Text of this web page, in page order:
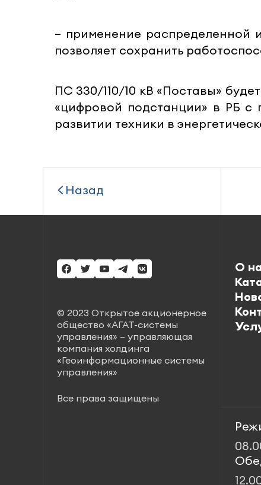
– применение распределенной
позволяет сохранить
ПС 330/110/10 кВ «Поставы»
«цифровой подстанции» в РБ с
развитии техники в
Назад
© 2023 Открытое акционерное
общество «АГАТ-системы
управления» – управляющая
компания холдинга
«Геоинформационные системы
управления»
Все права защищены
О